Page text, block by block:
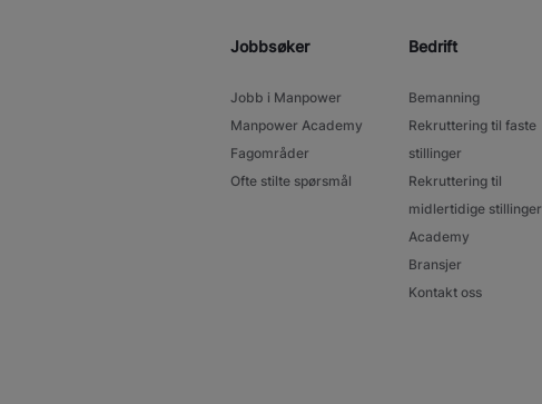
Jobbsøker
Jobb i Manpower
Manpower Academy
Fagområder
Ofte stilte spørsmål
Bedrift
Bemanning
Rekruttering til faste
stillinger
Rekruttering til
midlertidige stillinger
Academy
Bransjer
Kontakt oss